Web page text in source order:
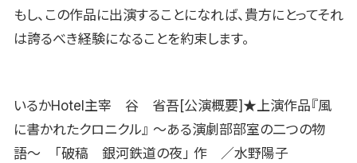
もし、この作品に出演することになれば、貴方にとってそれ
は誇るべき経験になることを約束します。
いるかHotel主宰 谷 省吾[公演概要]★上演作品『風
に書かれたクロニクル』 〜ある演劇部部室の二つの物
語〜 「破稿 銀河鉄道の夜」 作 ／水野陽子